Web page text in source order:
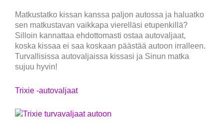
Matkustatko kissan kanssa paljon autossa ja haluatko
sen matkustavan vaikkapa vierelläsi etupenkillä?
Silloin kannattaa ehdottomasti ostaa autovaljaat,
koska kissaa ei saa koskaan päästää autoon irralleen.
Turvallisissa autovaljaissa kissasi ja Sinun matka
sujuu hyvin!
Trixie -autovaljaat